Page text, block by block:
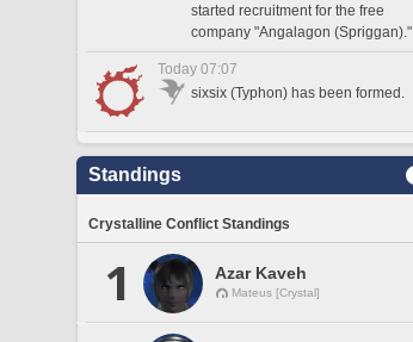
started recruitment for the free
company "Angalagon (Spriggan)."
Today 07:07
sixsix (Typhon) has been formed.
Standings
Crystalline Conflict Standings
1 Azar Kaveh
Mateus [Crystal]